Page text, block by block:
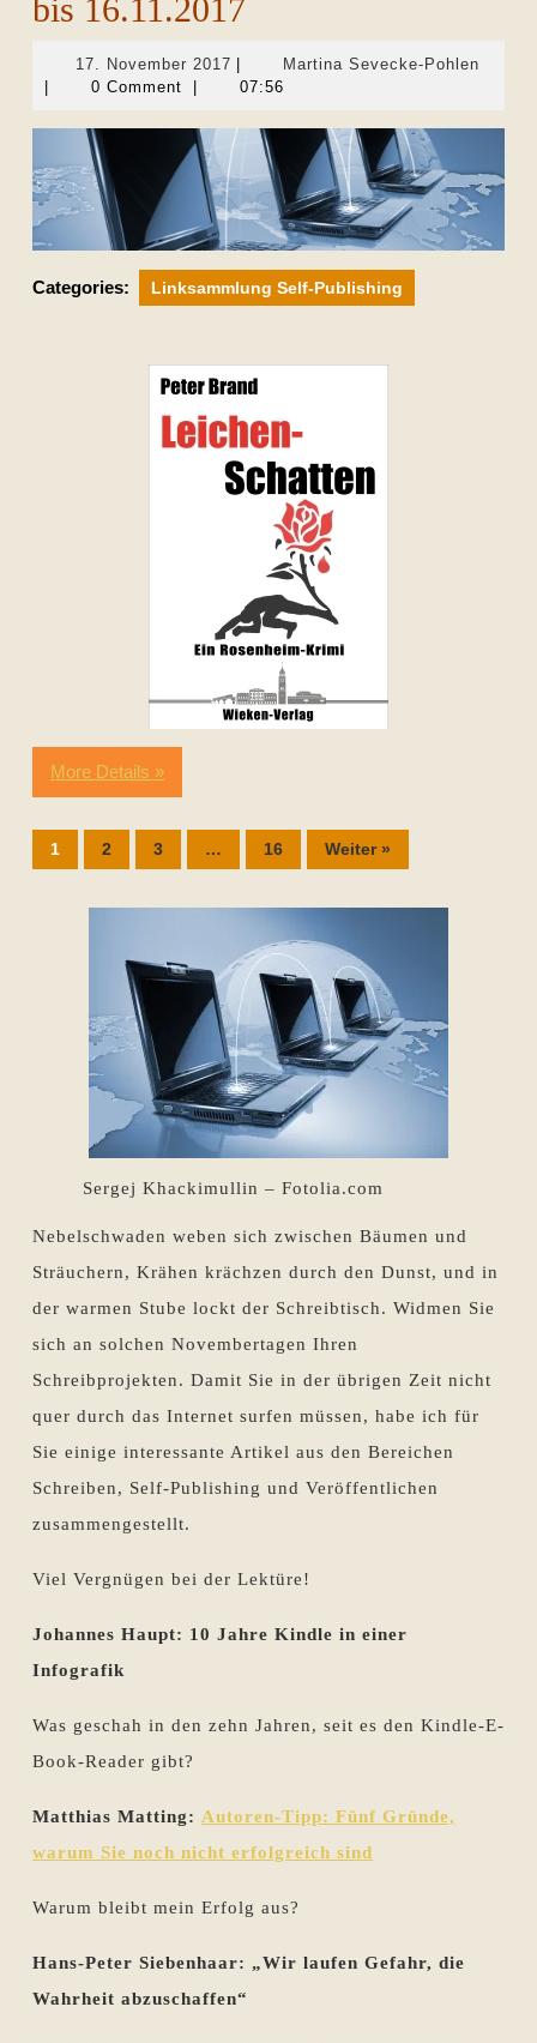
bis 16.11.2017
17. November 2017 17.
November
Martina Sevecke-PohlenMartina
0 Comment 07:56
Categories: Linksammlung Self-Publishing
More Details »
1 2 3 … 16 Weiter »
Sergej Khackimullin – Fotolia.com
Nebelschwaden weben sich zwischen Bäumen und
Sträuchern, Krähen krächzen durch den Dunst, und in
der warmen Stube lockt der Schreibtisch. Widmen Sie
sich an solchen Novembertagen Ihren
Schreibprojekten. Damit Sie in der übrigen Zeit nicht
quer durch das Internet surfen müssen, habe ich für
Sie einige interessante Artikel aus den Bereichen
Schreiben, Self-Publishing und Veröffentlichen
zusammengestellt.
Viel Vergnügen bei der Lektüre!
Johannes Haupt: 10 Jahre Kindle in einer
Infografik
Was geschah in den zehn Jahren, seit es den Kindle-E-
Book-Reader gibt?
Matthias Matting: Autoren-Tipp: Fünf Gründe,
warum Sie noch nicht erfolgreich sind
Warum bleibt mein Erfolg aus?
Hans-Peter Siebenhaar: „Wir laufen Gefahr, die
Wahrheit abzuschaffen“